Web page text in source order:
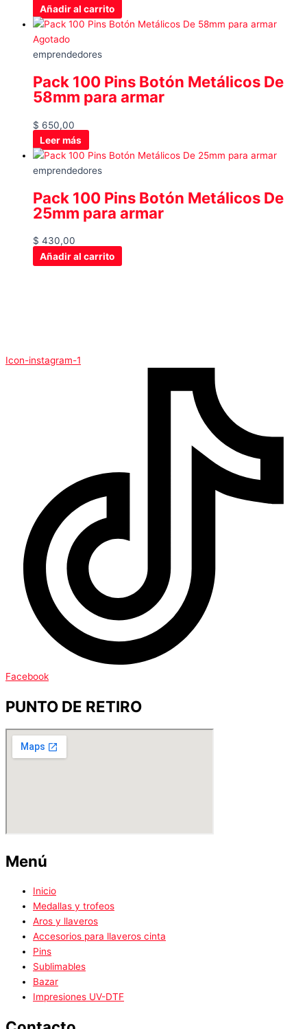
Añadir al carrito
Agotado
emprendedores
Pack 100 Pins Botón Metálicos De
58mm para armar
$ 650,00
Leer más
emprendedores
Pack 100 Pins Botón Metálicos De
25mm para armar
$ 430,00
Añadir al carrito
Icon-instagram-1
Facebook
PUNTO DE RETIRO
Menú
Inicio
Medallas y trofeos
Aros y llaveros
Accesorios para llaveros cinta
Pins
Sublimables
Bazar
Impresiones UV-DTF